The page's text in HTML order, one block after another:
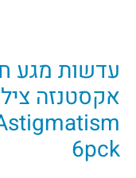
עדשות מגע
אקסטנזה
6pck